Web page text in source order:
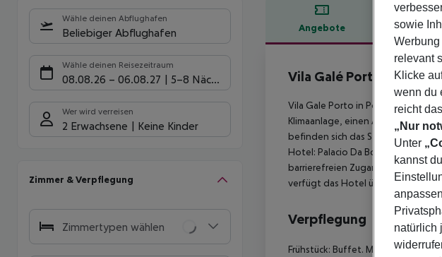
Wähle deinen Abflughafen
Beliebiger Abflughafen
Wähle deinen Reisezeitraum
08.08.26 – 06.08.27 5-8 Nächte
Wer wird verreisen
2 Erwachsene Keine Kinder
Zimmer & Verpflegung
Zimmertypen wählen
Angebote
Vila Galé Porto
Vila Gale Porto in Porto verfügt
Klimaanlage, einen Aufzug, eine
befinden sich das Stadtzentrum,
Hotel: Palacio Da Bolsa (3 km),
barrierefreien Zugang: Rampe/
verfügt das Hotel über einen
Verpflegung
Frühstück: Buffet. Mittag- und
sowie
relevant
Klicke
wenn du
reicht
„Nur
Unter
kannst
natürlich